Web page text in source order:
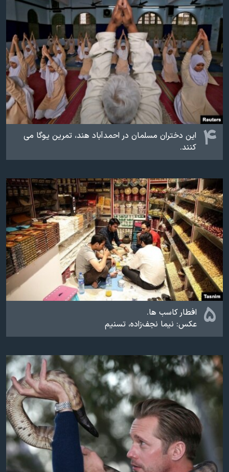
۴
این دختران مسلمان در احمدآباد هند، تمرین یوگا می
کنند.
۵
افطار کاسب ها.
عکس: نیما نجف‌زاده، تسنیم